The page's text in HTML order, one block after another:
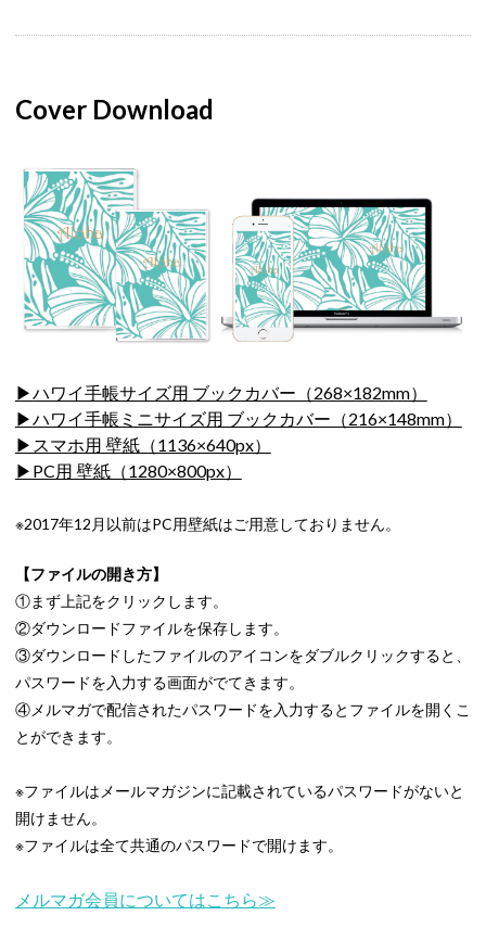
Cover Download
▶ハワイ手帳サイズ用 ブックカバー（268×182mm）
▶ハワイ手帳ミニサイズ用 ブックカバー（216×148mm）
▶スマホ用 壁紙（1136×640px）
▶PC用 壁紙（1280×800px）
※2017年12月以前はPC用壁紙はご用意しておりません。
【ファイルの開き方】
①まず上記をクリックします。
②ダウンロードファイルを保存します。
③ダウンロードしたファイルのアイコンをダブルクリックすると、
パスワードを入力する画面がでてきます。
④メルマガで配信されたパスワードを入力するとファイルを開くこ
とができます。
※ファイルはメールマガジンに記載されているパスワードがないと
開けません。
※ファイルは全て共通のパスワードで開けます。
メルマガ会員についてはこちら≫